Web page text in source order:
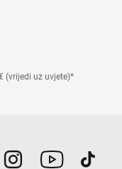
(vrijedi uz uvjete)*